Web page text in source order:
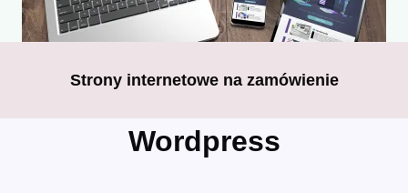
Strony internetowe na zamówienie
Wordpress